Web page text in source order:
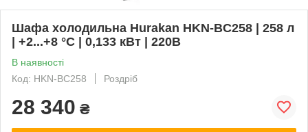
Шафа холодильна Hurakan HKN-BC258 | 258 л
| +2...+8 °C | 0,133 кВт | 220В
В наявності
Код: HKN-BC258
Роздріб
28 340 ₴